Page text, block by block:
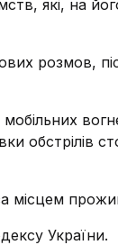
які, на
розмов,
обстрілів
місцем
України.